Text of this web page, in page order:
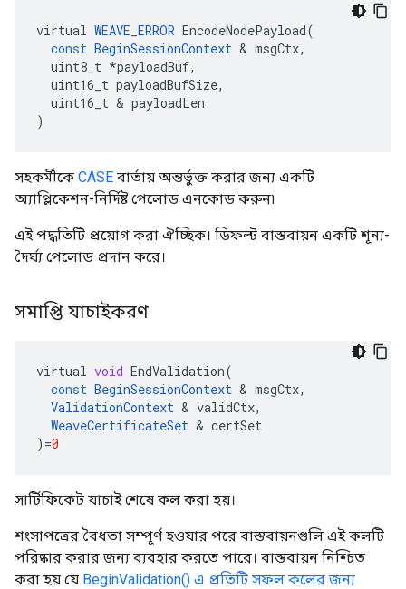
virtual WEAVE_ERROR EncodeNodePayload(
const BeginSessionContext & msgCtx,
uint8_t *payloadBuf,
uint16_t payloadBufSize,
uint16_t & payloadLen
)
সহকর্মীকে CASE বার্তায় অন্তর্ভুক্ত করার জন্য একটি
অ্যাপ্লিকেশন-নির্দিষ্ট পেলোড এনকোড করুন৷
এই পদ্ধতিটি প্রয়োগ করা ঐচ্ছিক। ডিফল্ট বাস্তবায়ন একটি শূন্য-
দৈর্ঘ্য পেলোড প্রদান করে।
সমাপ্তি যাচাইকরণ
virtual void EndValidation(
const BeginSessionContext & msgCtx,
ValidationContext & validCtx,
WeaveCertificateSet & certSet
) =0
সার্টিফিকেট যাচাই শেষে কল করা হয়।
শংসাপত্রের বৈধতা সম্পূর্ণ হওয়ার পরে বাস্তবায়নগুলি এই কলটি
পরিষ্কার করার জন্য ব্যবহার করতে পারে। বাস্তবায়ন নিশ্চিত
করা হয় যে BeginValidation() এ প্রতিটি সফল কলের জন্য